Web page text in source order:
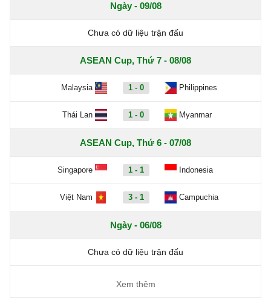
Ngày - 09/08
Chưa có dữ liệu trận đấu
ASEAN Cup, Thứ 7 - 08/08
Malaysia 1 - 0 Philippines
Thái Lan 1 - 0 Myanmar
ASEAN Cup, Thứ 6 - 07/08
Singapore 1 - 1 Indonesia
Việt Nam 3 - 1 Campuchia
Ngày - 06/08
Chưa có dữ liệu trận đấu
Xem thêm